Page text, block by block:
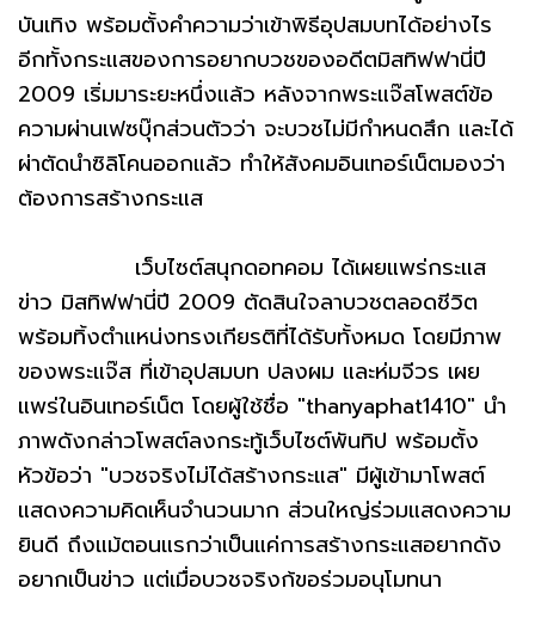
บันเทิง พร้อมตั้งคำความว่าเข้าพิธีอุปสมบทได้อย่างไร
อีกทั้งกระแสของการอยากบวชของอดีตมิสทิฟฟานี่ปี
2009 เริ่มมาระยะหนึ่งแล้ว หลังจากพระแจ๊สโพสต์ข้อ
ความผ่านเฟซบุ๊กส่วนตัวว่า จะบวชไม่มีกำหนดสึก และได้
ผ่าตัดนำซิลิโคนออกแล้ว ทำให้สังคมอินเทอร์เน็ตมองว่า
ต้องการสร้างกระแส
เว็บไซต์สนุกดอทคอม ได้เผยแพร่กระแส
ข่าว มิสทิฟฟานี่ปี 2009 ตัดสินใจลาบวชตลอดชีวิต
พร้อมทิ้งตำแหน่งทรงเกียรติที่ได้รับทั้งหมด โดยมีภาพ
ของพระแจ๊ส ที่เข้าอุปสมบท ปลงผม และห่มจีวร เผย
แพร่ในอินเทอร์เน็ต โดยผู้ใช้ชื่อ "thanyaphat1410" นำ
ภาพดังกล่าวโพสต์ลงกระทู้เว็บไซต์พันทิป พร้อมตั้ง
หัวข้อว่า "บวชจริงไม่ได้สร้างกระแส" มีผู้เข้ามาโพสต์
แสดงความคิดเห็นจำนวนมาก ส่วนใหญ่ร่วมแสดงความ
ยินดี ถึงแม้ตอนแรกว่าเป็นแค่การสร้างกระแสอยากดัง
อยากเป็นข่าว แต่เมื่อบวชจริงก้ขอร่วมอนุโมทนา